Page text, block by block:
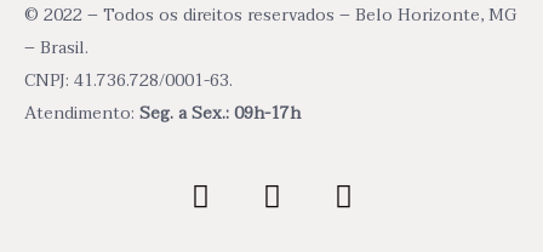
© 2022 – Todos os direitos reservados – Belo Horizonte, MG
– Brasil.
CNPJ: 41.736.728/0001-63.
Atendimento: Seg. a Sex.: 09h-17h